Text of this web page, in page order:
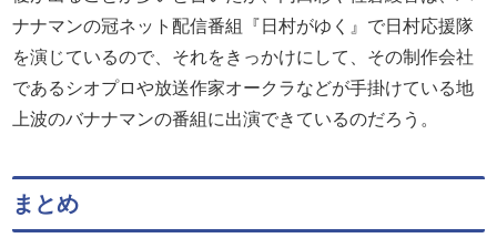
ナナマンの冠ネット配信番組『日村がゆく』で日村応援隊
を演じているので、それをきっかけにして、その制作会社
であるシオプロや放送作家オークラなどが手掛けている地
上波のバナナマンの番組に出演できているのだろう。
まとめ